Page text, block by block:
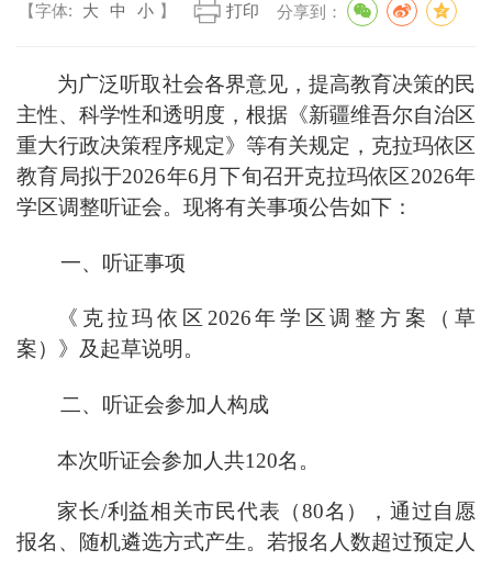
【字体:
大 中 小 】 打印 分享到：
为广泛听取社会各界意见，提高教育决策的民
主性、科学性和透明度，根据《新疆维吾尔自治区
重大行政决策程序规定》等有关规定，克拉玛依区
教育局拟于2026年6 月下旬召开克拉玛依区 2026年
学区调整听证会。现将有关事项公告如下：
一、 听证事项
《克拉玛依区 2026年学区调整方案
（草
案）》及起草说明。
二、 听证会参加人构成
本次听证会参加人共120名 。
家长/利益相关市民代表（80名），通过自愿
报名、随机遴选方式产生。若报名人数超过预定人